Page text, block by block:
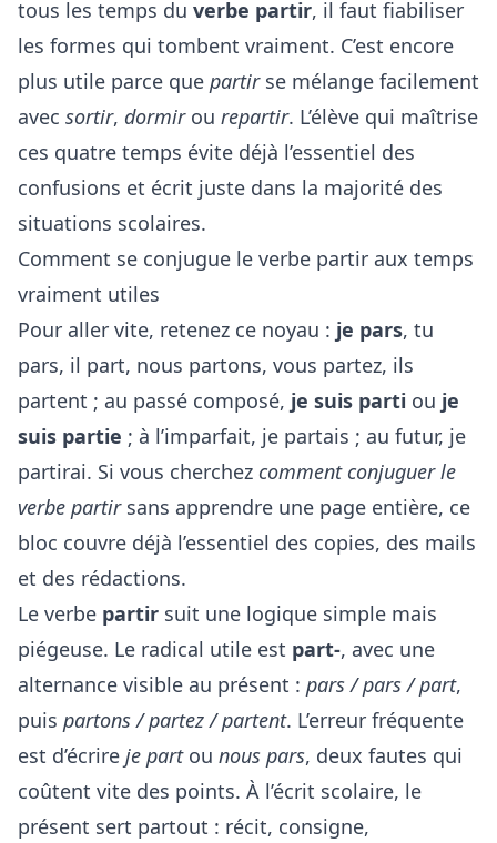
tous les temps du verbe partir, il faut fiabiliser
les formes qui tombent vraiment. C’est encore
plus utile parce que partirse mélange facilement
avec sortir, dormirou repartir. L’élève qui maîtrise
ces quatre temps évite déjà l’essentiel des
confusions et écrit juste dans la majorité des
situations scolaires.
Comment se conjugue le verbe partir aux temps
vraiment utiles
Pour aller vite, retenez ce noyau : je pars, tu
pars, il part, nous partons, vous partez, ils
partent ; au passé composé, je suis parti ou je
suis partie ; à l’imparfait, je partais ; au futur, je
partirai. Si vous cherchez comment conjuguer le
verbe partirsans apprendre une page entière, ce
bloc couvre déjà l’essentiel des copies, des mails
et des rédactions.
Le verbe partir suit une logique simple mais
piégeuse. Le radical utile est part-, avec une
alternance visible au présent : pars / pars / part,
puis partons / partez / partent. L’erreur fréquente
est d’écrire je partou nous pars, deux fautes qui
coûtent vite des points. À l’écrit scolaire, le
présent sert partout : récit, consigne,